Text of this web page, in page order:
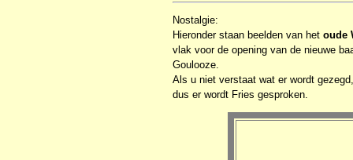
Nostalgie:
Hieronder staan beelden van het oude
vlak voor de opening van de nieuwe
Goulooze.
Als u niet verstaat wat er wordt
dus er wordt Fries gesproken.